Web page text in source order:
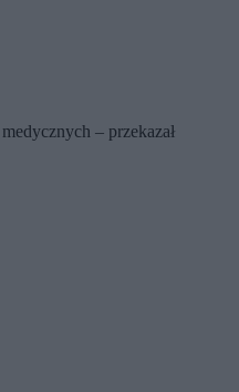
– przekazał